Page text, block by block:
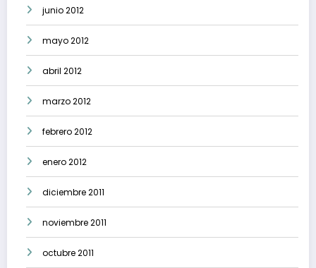
junio 2012
mayo 2012
abril 2012
marzo 2012
febrero 2012
enero 2012
diciembre 2011
noviembre 2011
octubre 2011